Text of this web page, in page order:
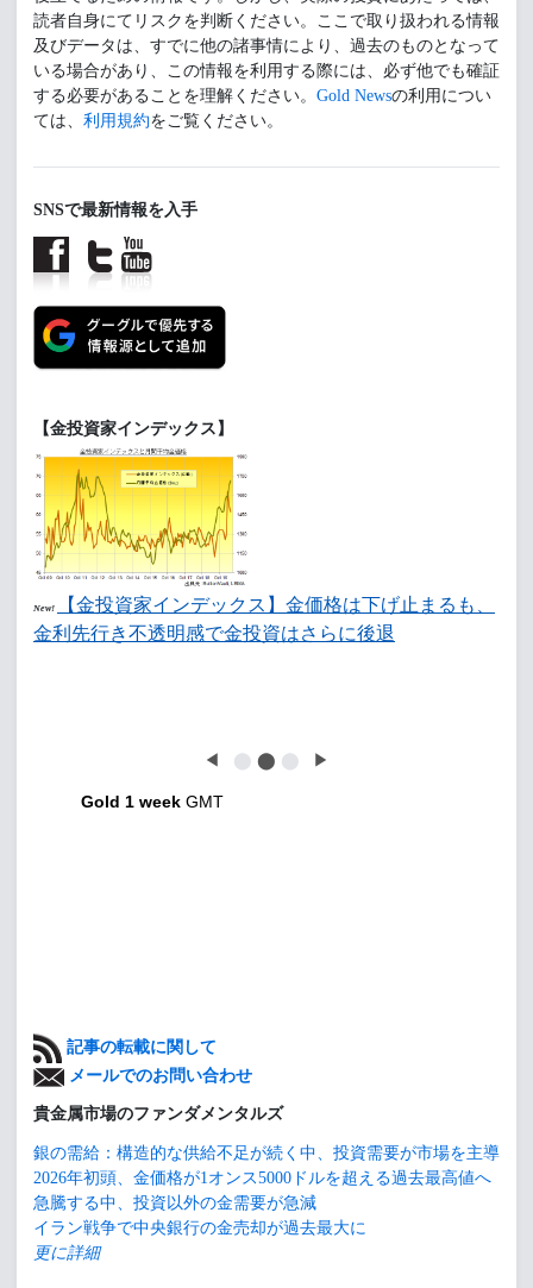
読者自身にてリスクを判断ください。ここで取り扱われる情報
及びデータは、すでに他の諸事情により、過去のものとなって
いる場合があり、この情報を利用する際には、必ず他でも確証
する必要があることを理解ください。 Gold Newsの利用につい
ては、 利用規約をご覧ください。
SNSで最新情報を入手
【金投資家インデックス】
New!
【金投資家インデックス】金価格は下げ止まるも、
金利先行き不透明感で金投資はさらに後退
◀ ⬤ ⬤ ⬤ ▶
Gold 1 week GMT
記事の転載に関して
メールでのお問い合わせ
貴金属市場のファンダメンタルズ
銀の需給：構造的な供給不足が続く中、投資需要が市場を主導
2026年初頭、金価格が1オンス5000ドルを超える過去最高値へ
急騰する中、投資以外の金需要が急減
イラン戦争で中央銀行の金売却が過去最大に
更に詳細